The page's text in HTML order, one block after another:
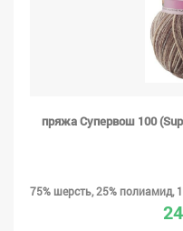
пряжа Супервош 100
75% шерсть, 25% полиамид,